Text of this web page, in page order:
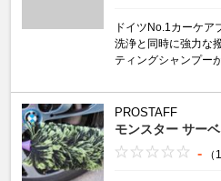
ドイツNo.1カーケア
洗浄と同時に強力な
ティングシャンプー
PROSTAFF
モンスター サー
- （